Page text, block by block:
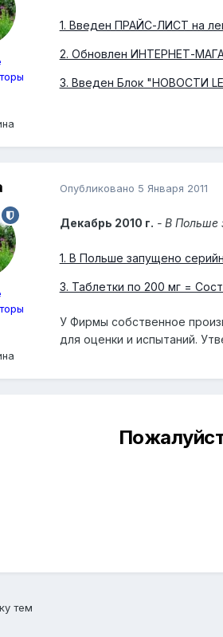
1. Введен ПРАЙС-ЛИСТ на
2. Обновлен ИНТЕРНЕТ-
3. Введен Блок "НОВОСТИ
Опубликовано 5 Января 2011
Декабрь 2010 г. - В Польше
1. В Польше запущено
3. Таблетки по 200 мг =
У Фирмы собственное
для оценки и испытаний.
тем